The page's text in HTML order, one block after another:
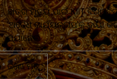
ଛାତ୍ର ମୃତ୍ୟୁ ପାଇଁ KIIT
'ଅବୈଧ କାର୍ଯ୍ୟକଳାପ'କୁ ଦାୟୀ
ପ୍ୟାନେଲ
ଜଣେ ମୃତ